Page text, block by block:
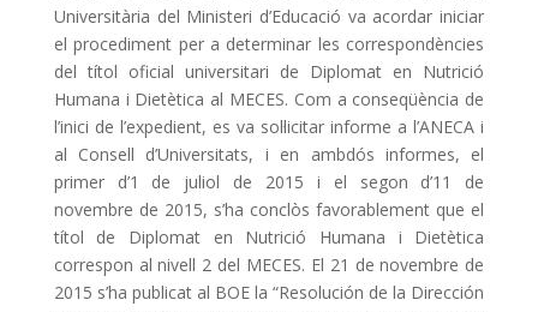
Universitària del Ministeri d’Educació va acordar iniciar
el procediment per a determinar les correspondències
del títol oficial universitari de Diplomat en Nutrició
Humana i Dietètica al MECES. Com a conseqüència de
l’inici de l’expedient, es va sol·licitar informe a l’ANECA i
al Consell d’Universitats, i en ambdós informes, el
primer d’1 de juliol de 2015 i el segon d’11 de
novembre de 2015, s’ha conclòs favorablement que el
títol de Diplomat en Nutrició Humana i Dietètica
correspon al nivell 2 del MECES. El 21 de novembre de
2015 s’ha publicat al BOE la “Resolución de la Dirección